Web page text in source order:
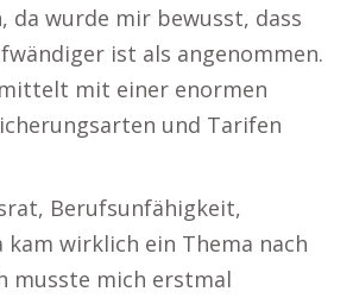
da wurde mir bewusst, dass
ist als angenommen.
mit einer enormen
und Tarifen
Berufsunfähigkeit,
kam wirklich ein Thema nach
musste mich erstmal